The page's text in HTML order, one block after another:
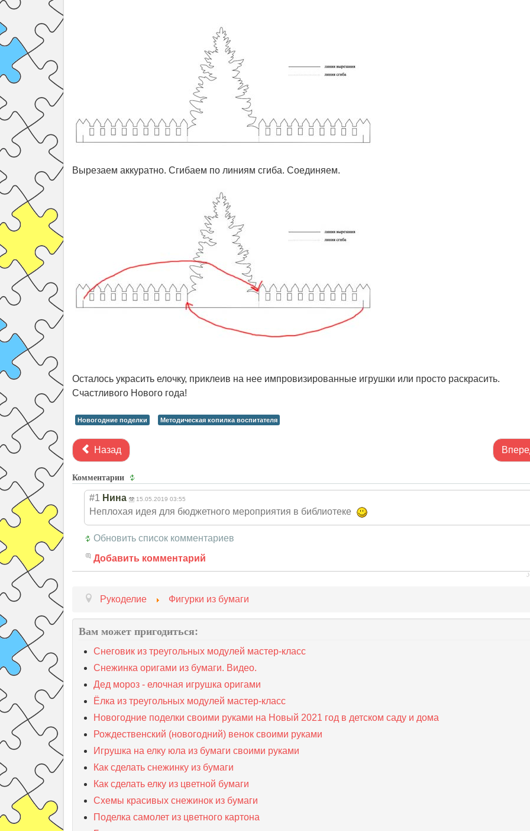
Вырезаем аккуратно. Сгибаем по линиям сгиба. Соединяем.
Осталось украсить елочку, приклеив на нее импровизированные игрушки или просто раскрасить.
Счастливого Нового года!
Новогодние поделки Методическая копилка воспитателя
Назад
Комментарии
#1 Нина 15.05.2019 03:55
Неплохая идея для бюджетного мероприятия в библиотеке
Обновить список комментариев
Добавить комментарий
Рукоделие Фигурки из бумаги
Вам может пригодиться:
Снеговик из треугольных модулей мастер-класс
Снежинка оригами из бумаги. Видео.
Дед мороз - елочная игрушка оригами
Ёлка из треугольных модулей мастер-класс
Новогодние поделки своими руками на Новый 2021 год в детском саду и дома
Рождественский (новогодний) венок своими руками
Игрушка на елку юла из бумаги своими руками
Как сделать снежинку из бумаги
Как сделать елку из цветной бумаги
Схемы красивых снежинок из бумаги
Поделка самолет из цветного картона